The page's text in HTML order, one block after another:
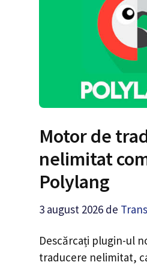
Motor de
nelimitat
Polylang
3 august 2026 de
Descărcați plugin-ul
traducere nelimitat,